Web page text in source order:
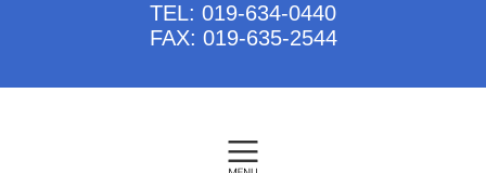
TEL: 019-634-0440
FAX: 019-635-2544